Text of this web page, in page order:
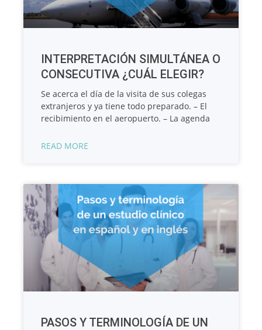
INTERPRETACIÓN SIMULTÁNEA O
CONSECUTIVA ¿CUÁL ELEGIR?
Se acerca el día de la visita de sus colegas
extranjeros y ya tiene todo preparado. – El
recibimiento en el aeropuerto. – La agenda
READ MORE
PASOS Y TERMINOLOGÍA DE UN